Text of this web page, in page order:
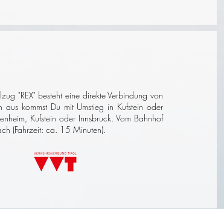
"REX" besteht eine direkte Verbindung von
aus kommst Du mit Umstieg in Kufstein oder
Kufstein oder Innsbruck.Vom Bahnhof
(Fahrzeit: ca. 15 Minuten).